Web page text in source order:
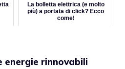
La bolletta elettrica (e molto
più) a portata di click? Ecco
come!
energie rinnovabili